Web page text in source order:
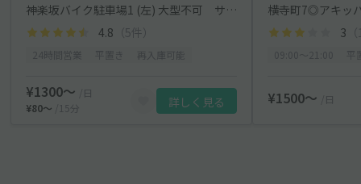
神楽坂バイク駐車場1 (左) 大型不可 サイズ注意
4.8 （5件）
¥1300〜
/日
¥80〜
/15分 詳しく見る
横寺町7◎アキッ
3
¥1500〜 /日